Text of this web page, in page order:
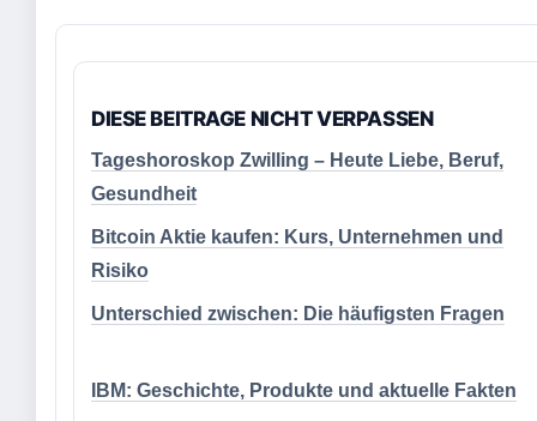
DIESE BEITRAGE NICHT VERPASSEN
Tageshoroskop Zwilling – Heute Liebe, Beruf,
Gesundheit
Bitcoin Aktie kaufen: Kurs, Unternehmen und
Risiko
Unterschied zwischen: Die häufigsten Fragen
IBM: Geschichte, Produkte und aktuelle Fakten